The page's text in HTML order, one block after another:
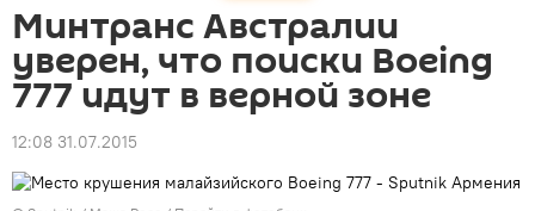
Минтранс Австралии
уверен, что поиски Boeing
777 идут в верной зоне
12:08 31.07.2015